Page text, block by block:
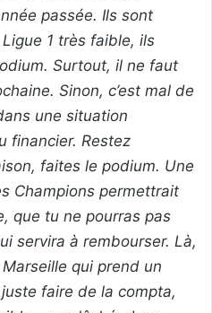
passée. Ils sont
1 très faible, ils
Surtout, il ne faut
Sinon, c’est mal de
une situation
financier. Restez
faites le podium. Une
Champions permettrait
que tu ne pourras pas
servira à rembourser. Là,
qui prend un
faire de la compta,